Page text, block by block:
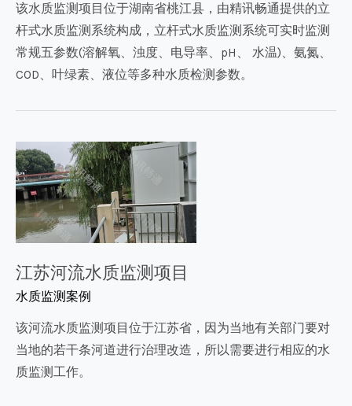
该水质监测项目位于湖南省桃江县，由精讯畅通提供的立
杆式水质监测系统构成，立杆式水质监测系统可实时监测
常规五参数(溶解氧、浊度、电导率、pH、 水温)、氨氮、
COD、叶绿素、液位等多种水质检测参数。
江苏河流水质监测项目
水质监测案例
该河流水质监测项目位于江苏省，因为当地有关部门要对
当地的若干条河道进行治理改造，所以需要进行相应的水
质监测工作。